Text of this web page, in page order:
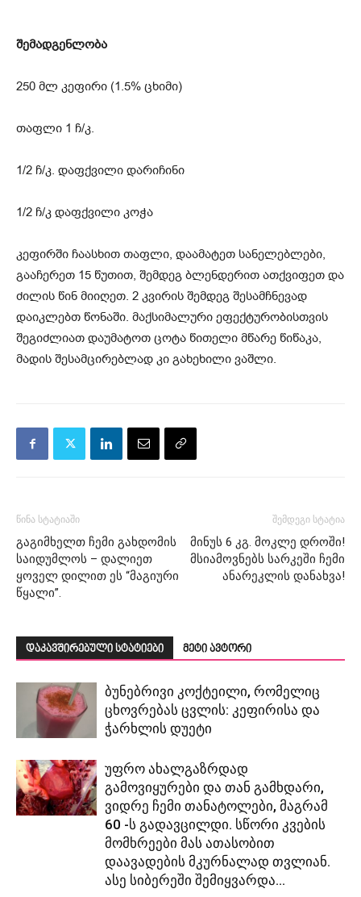
შემადგენლობა
250 მლ კეფირი (1.5% ცხიმი)
თაფლი 1 ჩ/კ.
1/2 ჩ/კ. დაფქვილი დარიჩინი
1/2 ჩ/კ დაფქვილი კოჭა
კეფირში ჩაასხით თაფლი, დაამატეთ სანელებლები,
გააჩერეთ 15 წუთით, შემდეგ ბლენდერით ათქვიფეთ და
ძილის წინ მიიღეთ. 2 კვირის შემდეგ შესამჩნევად
დაიკლებთ წონაში. მაქსიმალური ეფექტურობისთვის
შეგიძლიათ დაუმატოთ ცოტა წითელი მწარე წიწაკა,
მადის შესამცირებლად კი გახეხილი ვაშლი.
წინა სტატიაში
გაგიმხელთ ჩემი გახდომის
საიდუმლოს – დალიეთ
ყოველ დილით ეს “მაგიური
წყალი”.
შემდეგი სტატია
მინუს 6 კგ. მოკლე დროში!
მსიამოვნებს სარკეში ჩემი
ანარეკლის დანახვა!
დაკავშირებული სტატიები მეტი ავტორი
ბუნებრივი კოქტეილი, რომელიც
ცხოვრებას ცვლის: კეფირისა და
ჭარხლის დუეტი
უფრო ახალგაზრდად
გამოვიყურები და თან გამხდარი,
ვიდრე ჩემი თანატოლები, მაგრამ
60 -ს გადავცილდი. სწორი კვების
მომხრეები მას ათასობით
დაავადების მკურნალად თვლიან.
ასე სიბერეში შემიყვარდა...